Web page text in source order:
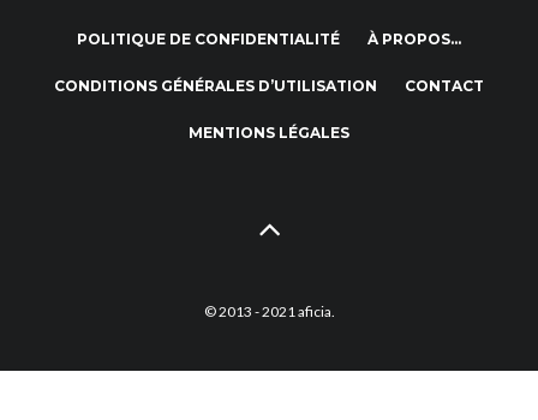
POLITIQUE DE CONFIDENTIALITÉ À PROPOS…
CONDITIONS GÉNÉRALES D’UTILISATION CONTACT
MENTIONS LÉGALES
© 2013 - 2021 aficia.